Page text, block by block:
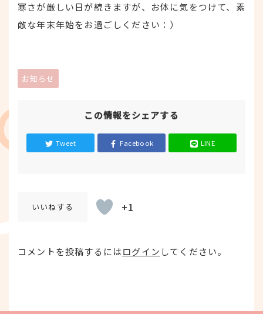
寒さが厳しい日が続きますが、お体に気をつけて、素
敵な年末年始をお過ごしください：）
お知らせ
この情報をシェアする
Tweet Facebook LINE
+1
コメントを投稿するにはログイン してください。